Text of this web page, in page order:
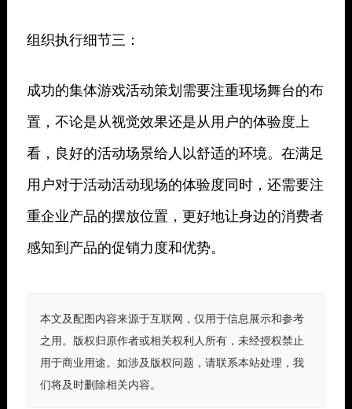
组织执行细节三：
成功的集体游戏活动策划需要注重现场舞台的布
置，不论是从视觉效果还是从用户的体验度上
看，良好的活动场景给人以舒适的环境。在满足
用户对于活动活动现场的体验度同时，还需要注
重企业产品的摆放位置，更好地让身边的消费者
感知到产品的促销力度和优势。
本文及配图内容来源于互联网，仅用于信息展示和参考
之用。版权归原作者或相关权利人所有，未经授权禁止
用于商业用途。如涉及版权问题，请联系本站处理，我
们将及时删除相关内容。